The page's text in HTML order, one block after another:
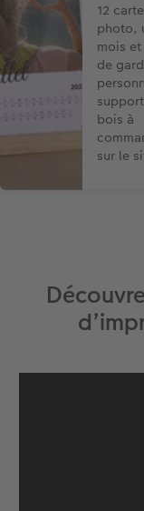
12
photo,
mois et
de
bois à
sur le